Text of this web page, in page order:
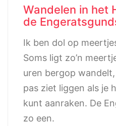
Wandelen in het
de
Ik ben dol op
Soms ligt zo’n
uren bergop
pas ziet liggen als je
kunt aanraken. De
zo een.